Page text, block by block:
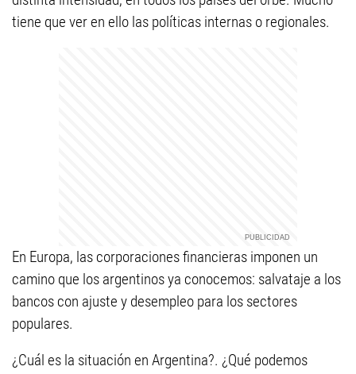
tiene que ver en ello las políticas internas o regionales.
En Europa, las corporaciones financieras imponen un
camino que los argentinos ya conocemos: salvataje a los
bancos con ajuste y desempleo para los sectores
populares.
¿Cuál es la situación en Argentina?. ¿Qué podemos